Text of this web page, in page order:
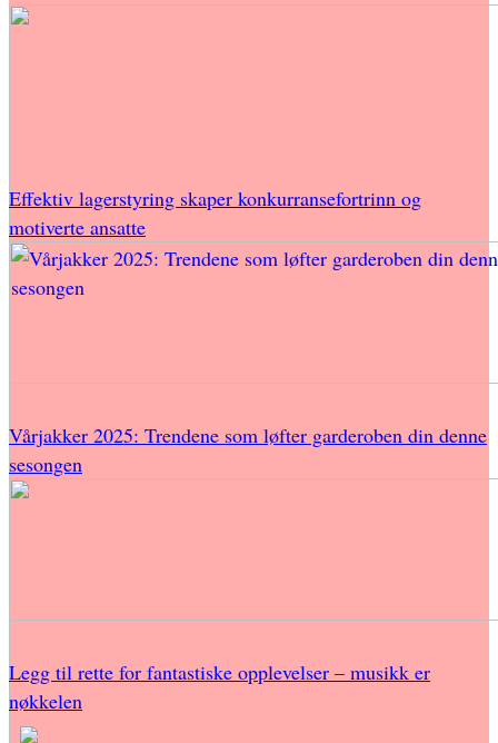
Effektiv lagerstyring skaper konkurransefortrinn og
motiverte ansatte
Vårjakker 2025: Trendene som løfter garderoben din denne
sesongen
Legg til rette for fantastiske opplevelser – musikk er
nøkkelen